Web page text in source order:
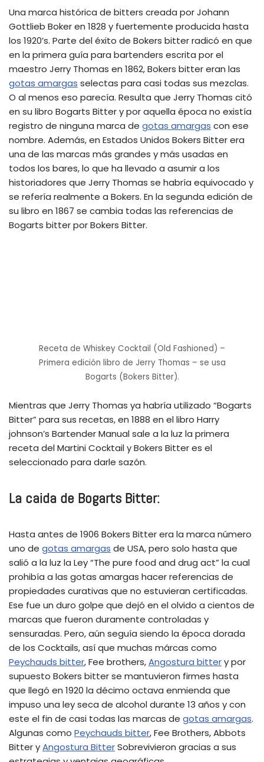
Una marca histórica de bitters creada por Johann
Gottlieb Boker en 1828 y fuertemente producida hasta
los 1920’s. Parte del éxito de Bokers bitter radicó en que
en la primera guía para bartenders escrita por el
maestro Jerry Thomas en 1862, Bokers bitter eran las
gotas amargas selectas para casi todas sus mezclas.
O al menos eso parecía. Resulta que Jerry Thomas citó
en su libro Bogarts Bitter y por aquella época no existía
registro de ninguna marca de gotas amargas con ese
nombre. Además, en Estados Unidos Bokers Bitter era
una de las marcas más grandes y más usadas en
todos los bares, lo que ha llevado a asumir a los
historiadores que Jerry Thomas se habría equivocado y
se refería realmente a Bokers. En la segunda edición de
su libro en 1867 se cambia todas las referencias de
Bogarts bitter por Bokers Bitter.
Receta de Whiskey Cocktail (Old Fashioned) –
Primera edición libro de Jerry Thomas – se usa
Bogarts (Bokers Bitter).
Mientras que Jerry Thomas ya habría utilizado “Bogarts
Bitter” para sus recetas, en 1888 en el libro Harry
johnson’s Bartender Manual sale a la luz la primera
receta del Martini Cocktail y Bokers Bitter es el
seleccionado para darle sazón.
La caida de Bogarts Bitter:
Hasta antes de 1906 Bokers Bitter era la marca número
uno de gotas amargas de USA, pero solo hasta que
salió a la luz la Ley “The pure food and drug act” la cual
prohibía a las gotas amargas hacer referencias de
propiedades curativas que no estuvieran certificadas.
Ese fue un duro golpe que dejó en el olvido a cientos de
marcas que fueron duramente controladas y
sensuradas. Pero, aún seguía siendo la época dorada
de los Cocktails, así que muchas márcas como
Peychauds bitter, Fee brothers,Angostura bittery por
supuesto Bokers bitter se mantuvieron firmes hasta
que llegó en 1920 la décimo octava enmienda que
impuso una ley seca de alcohol durante 13 años y con
este el fin de casi todas las marcas de gotas amargas.
Algunas como Peychauds bitter, Fee Brothers, Abbots
Bitter yAngostura BitterSobrevivieron gracias a sus